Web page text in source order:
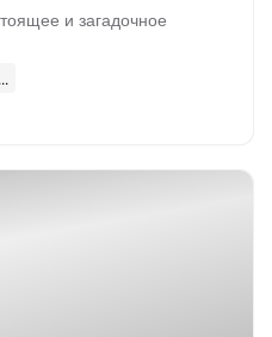
и загадочное